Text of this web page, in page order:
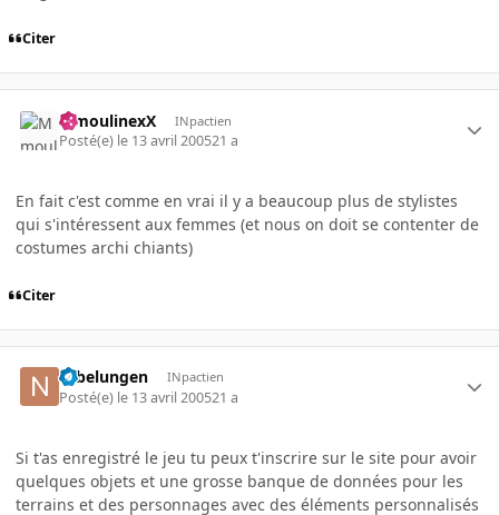
Citer
MmoulinexX INpactien
Posté(e) le 13 avril 200521 a
En fait c'est comme en vrai il y a beaucoup plus de stylistes
qui s'intéressent aux femmes (et nous on doit se contenter de
costumes archi chiants)
Citer
Nibelungen INpactien
Posté(e) le 13 avril 200521 a
Si t'as enregistré le jeu tu peux t'inscrire sur le site pour avoir
quelques objets et une grosse banque de données pour les
terrains et des personnages avec des éléments personnalisés